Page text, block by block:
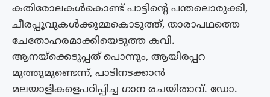
കതിരോലകൾകൊണ്ട് പാട്ടിന്റെ പന്തലൊരുക്കി,
ചീരപ്പൂവുകൾക്കുമ്മകൊടുത്ത്, താരാപഥത്തെ
ചേതോഹരമാക്കിയെടുത്ത കവി.
ആനയ്ക്കെടുപ്പത് പൊന്നും, ആയിരപ്പറ
മുത്തുമുണ്ടെന്ന്, പാടിനടക്കാൻ
മലയാളികളെപഠിപ്പിച്ച ഗാന രചയിതാവ്. ഡോ.